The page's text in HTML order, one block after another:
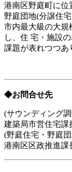
港南区野庭町に位
野庭団地(分譲住
市内最大級の大規
し、住 宅・施設
課題が表れつつあ
◆お問合せ先
(サウンディング
建築局市営住宅
(野庭住宅・野庭
港南区区政推進